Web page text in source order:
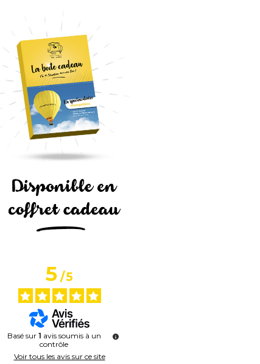
5/5
Basé sur 1 avis soumis à un
contrôle
Voir tous les avis sur ce site